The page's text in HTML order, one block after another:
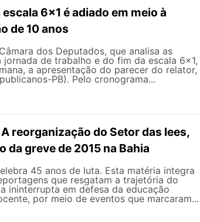
6x1 é adiado em meio à
de 10 anos
dos Deputados, que analisa as
de trabalho e do fim da escala 6x1,
a apresentação do parecer do relator,
PB). Pelo cronograma...
reorganização do Setor das Iees,
da greve de 2015 na Bahia
45 anos de luta. Esta matéria integra
que resgatam a trajetória do
ininterrupta em defesa da educação
por meio de eventos que marcaram...